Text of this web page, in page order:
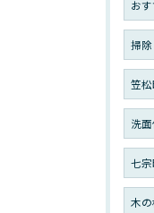
お
掃除
笠
洗
七
木の